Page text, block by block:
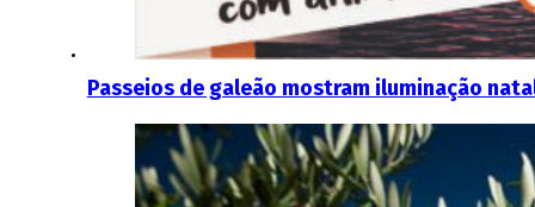
Passeios de galeão mostram iluminação